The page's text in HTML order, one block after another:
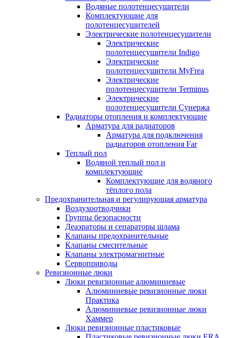
Водяные полотенцесушители
Комплектующие для
полотенцесушителей
Электрические полотенцесушители
Электрические
полотенцесушители Indigo
Электрические
полотенцесушители MyFrea
Электрические
полотенцесушители Terminus
Электрические
полотенцесушители Сунержа
Радиаторы отопления и комплектующие
Арматура для радиаторов
Арматура для подключения
радиаторов отопления Far
Теплый пол
Водяной теплый пол и
комплектующие
Комплектующие для водяного
тёплого пола
Предохранительная и регулирующая арматура
Воздухоотводчики
Группы безопасности
Деаэраторы и сепараторы шлама
Клапаны предохранительные
Клапаны смесительные
Клапаны электромагнитные
Сервоприводы
Ревизионные люки
Люки ревизионные алюминиевые
Алюминиевые ревизионные люки
Практика
Алюминиевые ревизионные люки
Хаммер
Люки ревизионные пластиковые